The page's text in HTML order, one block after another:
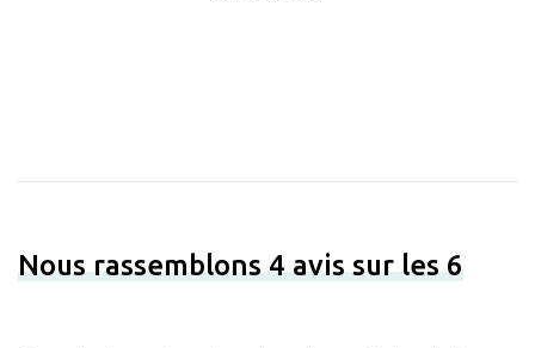
Nous rassemblons 4 avis sur les 6